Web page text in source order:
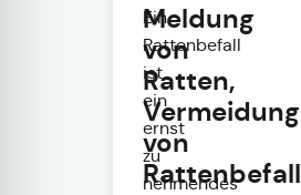
Meldung
von
Ratten,
Vermeidung
von
Rattenbefall
Ein
Rattenbefall
ist
ein
ernst
zu
nehmendes